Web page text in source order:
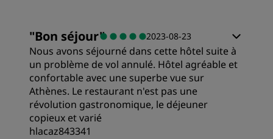
"Bon séjour" 2023-08-23
Nous avons séjourné dans cette hôtel suite à
un problème de vol annulé. Hôtel agréable et
confortable avec une superbe vue sur
Athènes. Le restaurant n'est pas une
révolution gastronomique, le déjeuner
copieux et varié
hlacaz843341